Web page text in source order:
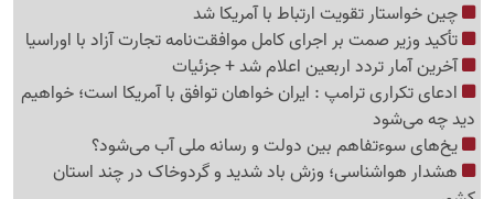
چین خواستار تقویت ارتباط با آمریکا شد
تأکید وزیر صمت بر اجرای کامل موافقت‌نامه تجارت آزاد با اوراسیا
آخرین آمار تردد اربعین اعلام شد + جزئیات
ادعای تکراری ترامپ : ایران خواهان توافق با آمریکا است؛ خواهیم
دید چه می‌شود
یخ‌های سوءتفاهم بین دولت و رسانه ملی آب می‌شود؟
هشدار هواشناسی؛ وزش باد شدید و گردوخاک در چند استان